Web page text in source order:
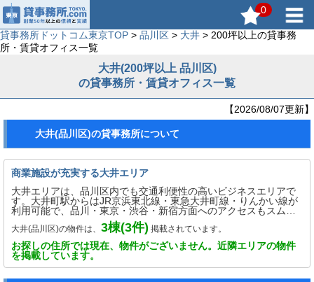
0
貸事務所ドットコム東京TOP > 品川区 > 大井 > 200坪以上の貸事務
所・賃貸オフィス一覧
大井(200坪以上 品川区)
の貸事務所・賃貸オフィス一覧
【2026/08/07更新】
大井(品川区)の貸事務所について
商業施設が充実する大井エリア
大井エリアは、品川区内でも交通利便性の高いビジネスエリアで
す。大井町駅からはJR京浜東北線・東急大井町線・りんかい線が
利用可能で、品川・東京・渋谷・新宿方面へのアクセスもスムー
ズです。周辺には商業施設「アトレ大井町」や「阪急大井町ガー
デン」などがあり、飲食店やカフェ、銀行、コンビニも充実。
日々の業務に必要な施設が揃っており、働きやすい環境が整って
います。交通アクセスの良さと利便性から、IT企業や士業オフィ
ス、少人数の事務所まで幅広い業種に支持されています。落ち着
いた街並みで快適に業務を行えるエリアです。
大井(品川区)の物件は、 3棟(3件) 掲載されています。
お探しの住所では現在、物件がございません。近隣エリアの物件
を掲載しています。